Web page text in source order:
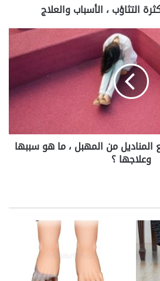
التثاؤب ، الأسباب والعلاج
المناديل من المهبل ، ما هو سببها
وعلاجها ؟